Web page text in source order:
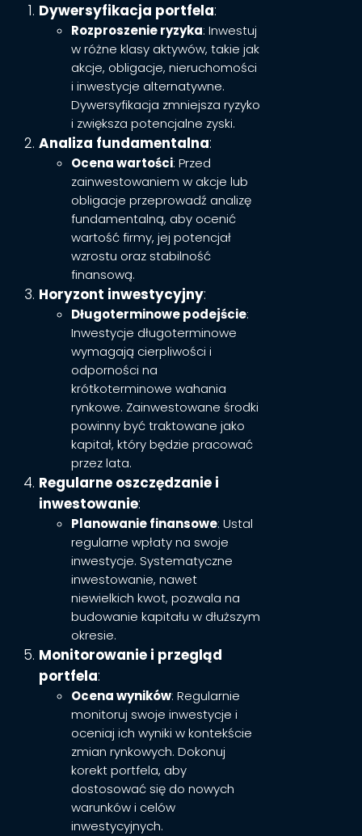
Dywersyfikacja portfela:
Rozproszenie ryzyka: Inwestuj
w różne klasy aktywów, takie jak
akcje, obligacje, nieruchomości
i inwestycje alternatywne.
Dywersyfikacja zmniejsza ryzyko
i zwiększa potencjalne zyski.
Analiza fundamentalna:
Ocena wartości: Przed
zainwestowaniem w akcje lub
obligacje przeprowadź analizę
fundamentalną, aby ocenić
wartość firmy, jej potencjał
wzrostu oraz stabilność
finansową.
Horyzont inwestycyjny:
Długoterminowe podejście:
Inwestycje długoterminowe
wymagają cierpliwości i
odporności na
krótkoterminowe wahania
rynkowe. Zainwestowane środki
powinny być traktowane jako
kapitał, który będzie pracować
przez lata.
Regularne oszczędzanie i
inwestowanie:
Planowanie finansowe: Ustal
regularne wpłaty na swoje
inwestycje. Systematyczne
inwestowanie, nawet
niewielkich kwot, pozwala na
budowanie kapitału w dłuższym
okresie.
Monitorowanie i przegląd
portfela:
Ocena wyników: Regularnie
monitoruj swoje inwestycje i
oceniaj ich wyniki w kontekście
zmian rynkowych. Dokonuj
korekt portfela, aby
dostosować się do nowych
warunków i celów
inwestycyjnych.